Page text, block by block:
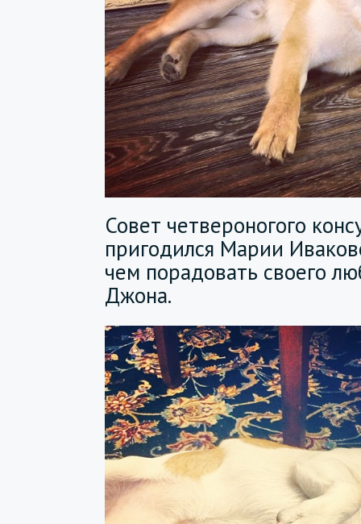
Совет четвероногого
пригодился Марии
чем порадовать своего
Джона.